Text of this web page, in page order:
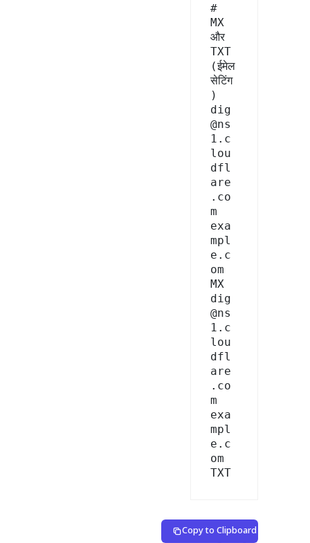
#
MX
और
TXT
(ईमेल
सेटिंग
)
dig
@ns
1.c
lou
dfl
are
.co
m
exa
mpl
e.c
om
MX
dig
@ns
1.c
lou
dfl
are
.co
m
exa
mpl
e.c
om
TXT
Copy to Clipboard